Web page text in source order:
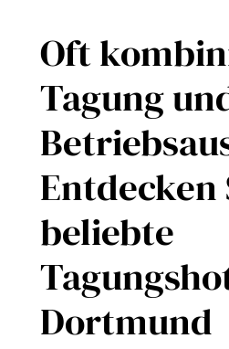
Oft
Tagung
Entdecken
beliebte
Dortmund